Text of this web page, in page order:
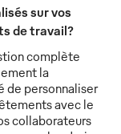
sur vos
de travail?
complète
la
de personnaliser
avec le
collaborateurs